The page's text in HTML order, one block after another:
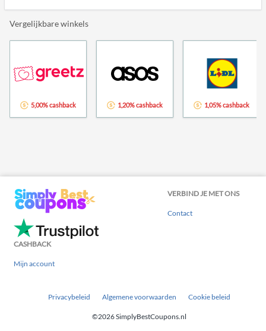
Vergelijkbare winkels
5,00% cashback 1,20% cashback 1,05% cashback
VERBIND JE MET ONS
Contact
CASHBACK
Mijn account
Privacybeleid Algemene voorwaarden Cookie beleid
©2026 SimplyBestCoupons.nl